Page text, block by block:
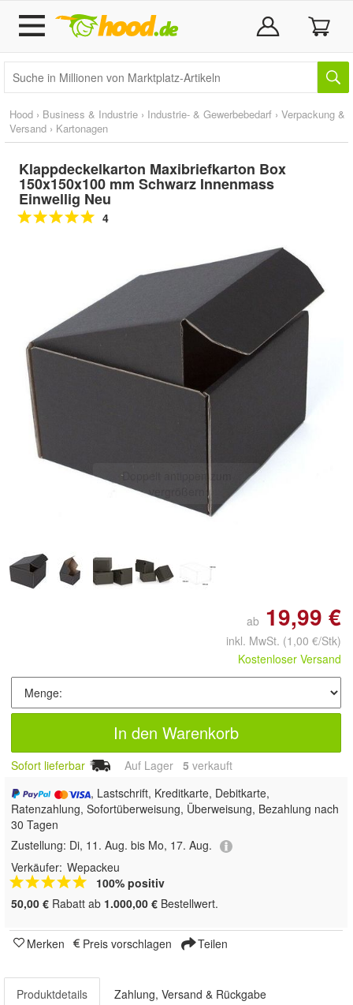
Hood › Business & Industrie › Industrie- & Gewerbebedarf › Verpackung &
Versand › Kartonagen
Klappdeckelkarton Maxibriefkarton Box
150x150x100 mm Schwarz Innenmass
Einwellig Neu
4
Doppelt antippen zum
vergrößern
ab 19,99 €
inkl. MwSt. (1,00 €/Stk)
Kostenloser Versand
In den Warenkorb
Sofort lieferbar Auf Lager 5 verkauft
, Lastschrift, Kreditkarte, Debitkarte,
Ratenzahlung, Sofortüberweisung, Überweisung, Bezahlung nach
30 Tagen
Zustellung: Di, 11. Aug. bis Mo, 17. Aug.
Verkäufer: Wepackeu
100% positiv
50,00 € Rabatt ab 1.000,00 € Bestellwert.
Merken Preis vorschlagen Teilen
Produktdetails Zahlung, Versand & Rückgabe